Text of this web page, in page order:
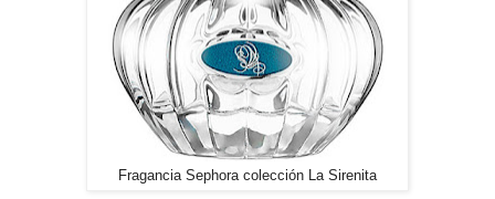
Fragancia Sephora colección La Sirenita